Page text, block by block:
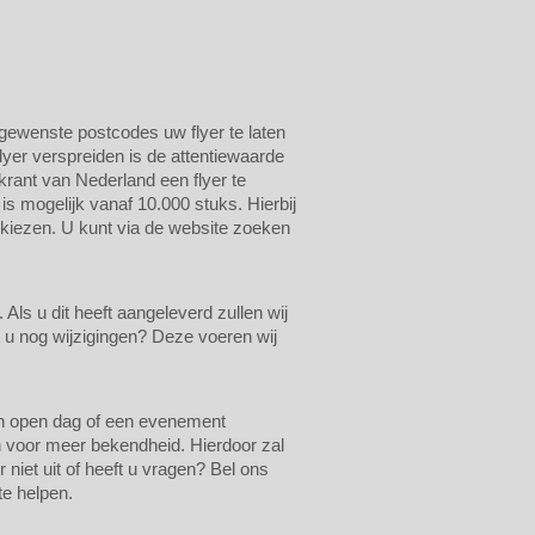
postcodes uw flyer te laten
verspreiden is de attentiewaarde
van Nederland een flyer te
mogelijk vanaf 10.000 stuks. Hierbij
U kunt via de website zoeken
u dit heeft aangeleverd zullen wij
nog wijzigingen? Deze voeren wij
open dag of een evenement
meer bekendheid. Hierdoor zal
uit of heeft u vragen? Bel ons
helpen.